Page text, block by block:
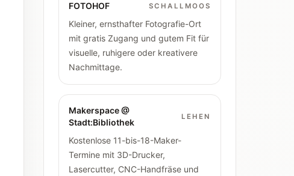
FOTOHOF SCHALLMOOS
Kleiner, ernsthafter Fotografie-Ort
mit gratis Zugang und gutem Fit für
visuelle, ruhigere oder kreativere
Nachmittage.
Makerspace @
Stadt:Bibliothek
LEHEN
Kostenlose 11-bis-18-Maker-
Termine mit 3D-Drucker,
Lasercutter, CNC-Handfräse und